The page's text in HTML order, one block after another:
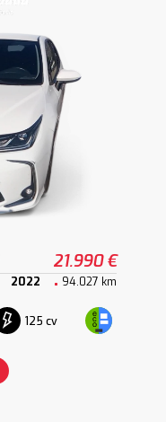
21.990 €
2022 94.027 km
125 cv